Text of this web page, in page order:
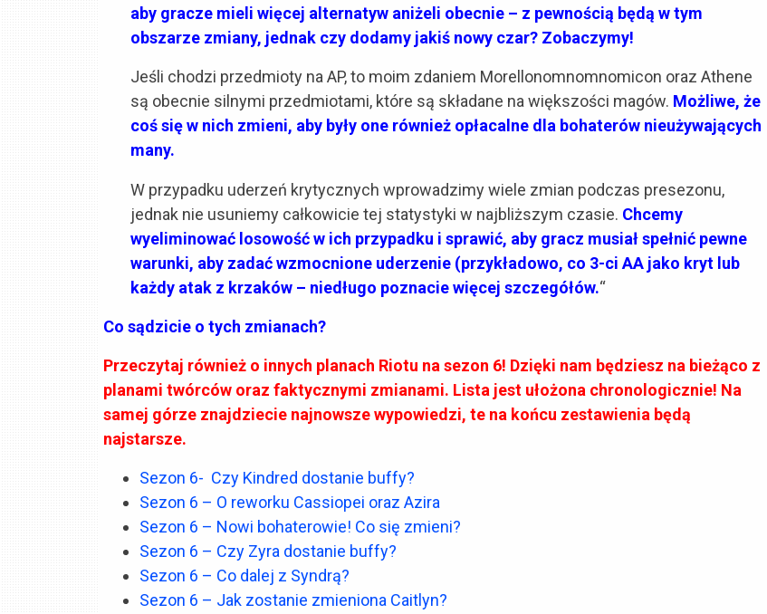
aby gracze mieli więcej alternatyw aniżeli obecnie – z pewnością będą w tym
obszarze zmiany, jednak czy dodamy jakiś nowy czar? Zobaczymy!
Jeśli chodzi przedmioty na AP, to moim zdaniem Morellonomnomnomicon oraz Athene
są obecnie silnymi przedmiotami, które są składane na większości magów. Możliwe, że
coś się w nich zmieni, aby były one również opłacalne dla bohaterów nieużywających
many.
W przypadku uderzeń krytycznych wprowadzimy wiele zmian podczas presezonu,
jednak nie usuniemy całkowicie tej statystyki w najbliższym czasie. Chcemy
wyeliminować losowość w ich przypadku i sprawić, aby gracz musiał spełnić pewne
warunki, aby zadać wzmocnione uderzenie (przykładowo, co 3-ci AA jako kryt lub
każdy atak z krzaków – niedługo poznacie więcej szczegółów.“
Co sądzicie o tych zmianach?
Przeczytaj również o innych planach Riotu na sezon 6! Dzięki nam będziesz na bieżąco z
planami twórców oraz faktycznymi zmianami. Lista jest ułożona chronologicznie! Na
samej górze znajdziecie najnowsze wypowiedzi, te na końcu zestawienia będą
najstarsze.
Sezon 6- Czy Kindred dostanie buffy?
Sezon 6 – O reworku Cassiopei oraz Azira
Sezon 6 – Nowi bohaterowie! Co się zmieni?
Sezon 6 – Czy Zyra dostanie buffy?
Sezon 6 – Co dalej z Syndrą?
Sezon 6 – Jak zostanie zmieniona Caitlyn?